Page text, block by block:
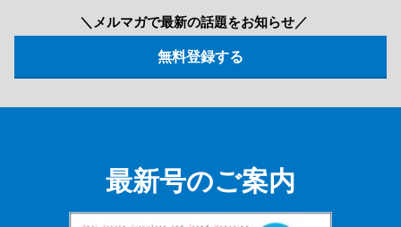
＼メルマガで最新の話題をお知らせ／
最新号のご案内